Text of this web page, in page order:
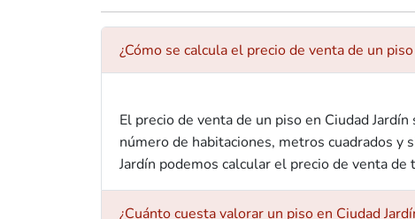
¿Cómo se calcula el precio de venta de un
El precio de venta de un piso en Ciudad
número de habitaciones, metros cuadrados y
Jardín podemos calcular el precio de venta de
¿Cuánto cuesta valorar un piso en Ciudad